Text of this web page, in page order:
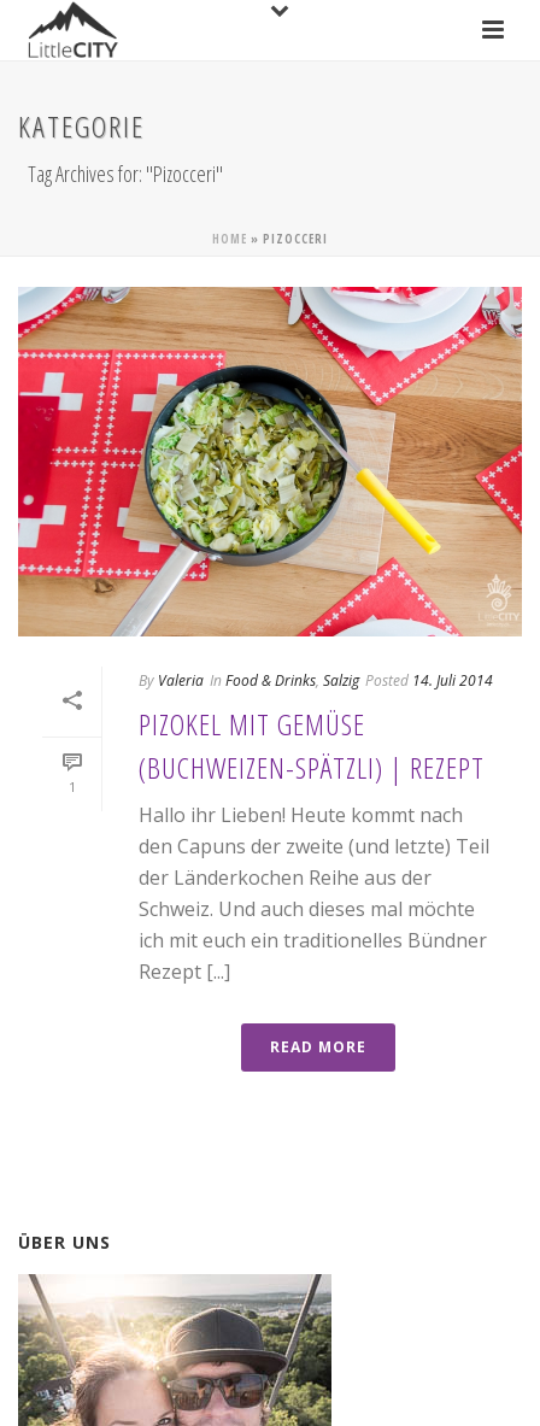
KATEGORIE
Tag Archives for: "Pizocceri"
HOME » PIZOCCERI
1
By Valeria In Food & Drinks, Salzig Posted 14. Juli 2014
PIZOKEL MIT GEMÜSE
(BUCHWEIZEN-SPÄTZLI) | REZEPT
Hallo ihr Lieben! Heute kommt nach
den Capuns der zweite (und letzte) Teil
der Länderkochen Reihe aus der
Schweiz. Und auch dieses mal möchte
ich mit euch ein traditionelles Bündner
Rezept [...]
READ MORE
ÜBER UNS